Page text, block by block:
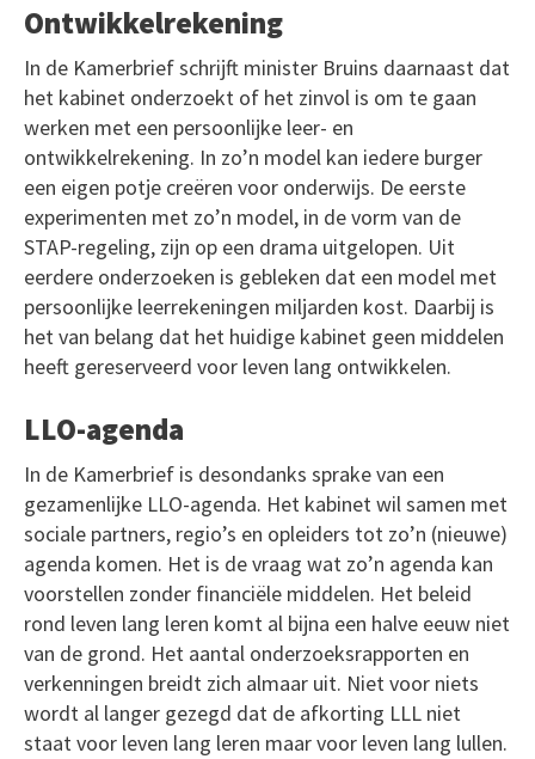
Ontwikkelrekening
In de Kamerbrief schrijft minister Bruins daarnaast dat
het kabinet onderzoekt of het zinvol is om te gaan
werken met een persoonlijke leer- en
ontwikkelrekening. In zo’n model kan iedere burger
een eigen potje creëren voor onderwijs. De eerste
experimenten met zo’n model, in de vorm van de
STAP-regeling, zijn op een drama uitgelopen. Uit
eerdere onderzoeken is gebleken dat een model met
persoonlijke leerrekeningen miljarden kost. Daarbij is
het van belang dat het huidige kabinet geen middelen
heeft gereserveerd voor leven lang ontwikkelen.
LLO-agenda
In de Kamerbrief is desondanks sprake van een
gezamenlijke LLO-agenda. Het kabinet wil samen met
sociale partners, regio’s en opleiders tot zo’n (nieuwe)
agenda komen. Het is de vraag wat zo’n agenda kan
voorstellen zonder financiële middelen. Het beleid
rond leven lang leren komt al bijna een halve eeuw niet
van de grond. Het aantal onderzoeksrapporten en
verkenningen breidt zich almaar uit. Niet voor niets
wordt al langer gezegd dat de afkorting LLL niet
staat voor leven lang leren maar voor leven lang lullen.